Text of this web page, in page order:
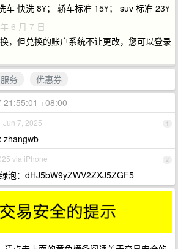
车 快洗 8¥； 轿车标准 15¥； suv 标准 23¥
6 月 7 日
，但兑换的账户系统不让更改，您可以登录
务
优惠券
21:55:01 +08:00
1
Jun 7, 2025
zhangwb
2
via iPhone
泡：dHJ5bW9yZWV2ZXJ5ZGF5